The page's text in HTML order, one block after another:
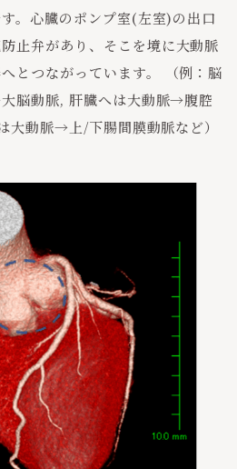
。心臓のポンプ室(左室)の出口
止弁があり、そこを境に大動脈
とつながっています。 （例：脳
脳動脈, 肝臓へは大動脈→腹腔
動脈→上/下腸間膜動脈など）